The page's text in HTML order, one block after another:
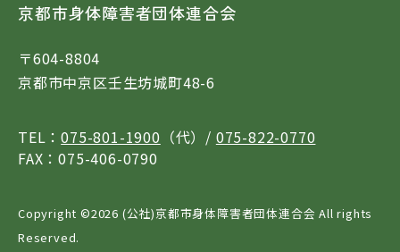
京都市身体障害者団体連合会
〒604-8804
京都市中京区壬生坊城町48-6
TEL：075-801-1900 （代）/ 075-822-0770
FAX：075-406-0790
Copyright ©2026 (公社)京都市身体障害者団体連合会 All rights
Reserved.